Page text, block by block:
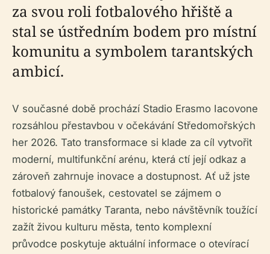
za svou roli fotbalového hřiště a
stal se ústředním bodem pro místní
komunitu a symbolem tarantských
ambicí.
V současné době prochází Stadio Erasmo Iacovone
rozsáhlou přestavbou v očekávání Středomořských
her 2026. Tato transformace si klade za cíl vytvořit
moderní, multifunkční arénu, která ctí její odkaz a
zároveň zahrnuje inovace a dostupnost. Ať už jste
fotbalový fanoušek, cestovatel se zájmem o
historické památky Taranta, nebo návštěvník toužící
zažít živou kulturu města, tento komplexní
průvodce poskytuje aktuální informace o otevírací